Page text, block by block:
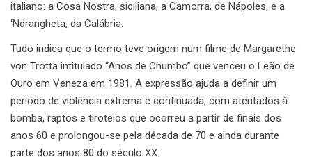
italiano: a Cosa Nostra, siciliana, a Camorra, de Nápoles, e a
‘Ndrangheta, da Calábria.
Tudo indica que o termo teve origem num filme de Margarethe
von Trotta intitulado “Anos de Chumbo” que venceu o Leão de
Ouro em Veneza em 1981. A expressão ajuda a definir um
período de violência extrema e continuada, com atentados à
bomba, raptos e tiroteios que ocorreu a partir de finais dos
anos 60 e prolongou-se pela década de 70 e ainda durante
parte dos anos 80 do século XX.